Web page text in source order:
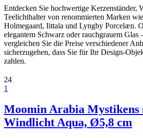
Entdecken Sie hochwertige Kerzenständer,
Teelichthalter von renommierten Marken
Holmegaard, Iittala und Lyngby Porcelæn.
elegantem Schwarz oder rauchgrauem Glas
vergleichen Sie die Preise verschiedener
sicherzugehen, dass Sie für Ihr Design-
zahlen.
24
1
Moomin Arabia Mystikens
Windlicht Aqua, Ø5,8 cm